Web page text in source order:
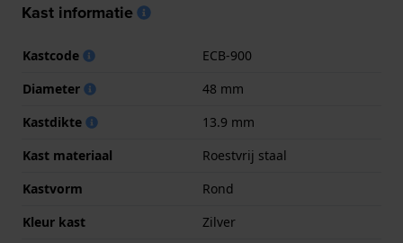
Kast informatie
Kastcode
ECB-900
Diameter
48 mm
Kastdikte
13.9 mm
Kast materiaal
Roestvrij staal
Kastvorm
Rond
Kleur kast
Zilver